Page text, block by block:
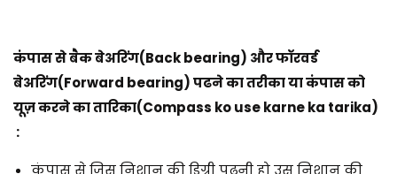
कंपास से बैक बेअरिंग(Back bearing) और फॉरवर्ड
बेअरिंग(Forward bearing) पढने का तरीका या कंपास को
यूज़ करने का तारिका(Compass ko use karne ka tarika)
:
कंपास से जिस निशान की डिग्री पढनी हो उस निशान की